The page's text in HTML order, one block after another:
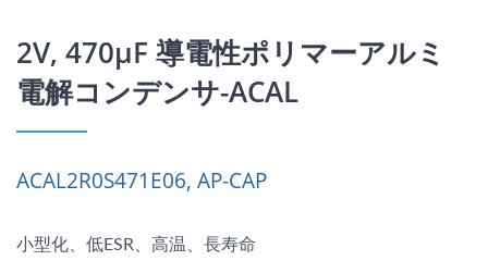
2V, 470μF 導電性ポリマーアルミ
電解コンデンサ-ACAL
ACAL2R0S471E06, AP-CAP
小型化、低ESR、高温、長寿命